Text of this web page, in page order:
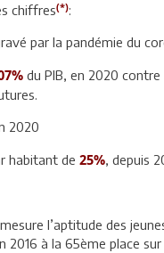
chiffres(*):
par la pandémie du
du PIB, en 2020 contre
2020
habitant de 25%, depuis
l’aptitude des
2016 à la 65ème place